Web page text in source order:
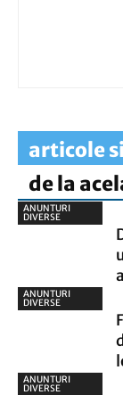
articole
de la
ANUNTURI
DIVERSE
ANUNTURI
DIVERSE
ANUNTURI
DIVERSE